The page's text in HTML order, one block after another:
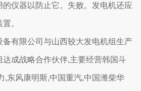
仪器以防止它。失败。发电机还应
。
有限公司与山西较大发电机组生产
成战略合作伙伴,主要经营韩国斗
,东风康明斯,中国重汽,中国潍柴华